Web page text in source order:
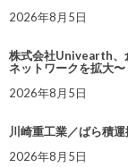
2026年8月5日
株式会社Univearth、
ネットワークを拡大〜
2026年8月5日
川崎重工業／ばら積
2026年8月5日